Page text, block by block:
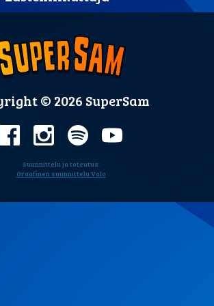
Suunnittelu ja toteutus:
Graafinen suunnittelu Valo
© 2026 SuperSam